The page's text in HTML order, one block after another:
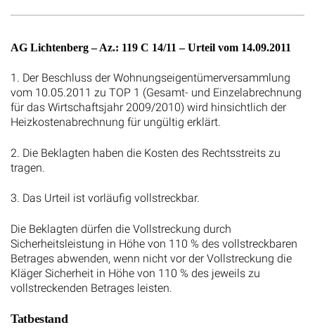
AG Lichtenberg – Az.: 119 C 14/11 – Urteil vom 14.09.2011
1. Der Beschluss der Wohnungseigentümerversammlung
vom 10.05.2011 zu TOP 1 (Gesamt- und Einzelabrechnung
für das Wirtschaftsjahr 2009/2010) wird hinsichtlich der
Heizkostenabrechnung für ungültig erklärt.
2. Die Beklagten haben die Kosten des Rechtsstreits zu
tragen.
3. Das Urteil ist vorläufig vollstreckbar.
Die Beklagten dürfen die Vollstreckung durch
Sicherheitsleistung in Höhe von 110 % des vollstreckbaren
Betrages abwenden, wenn nicht vor der Vollstreckung die
Kläger Sicherheit in Höhe von 110 % des jeweils zu
vollstreckenden Betrages leisten.
Tatbestand